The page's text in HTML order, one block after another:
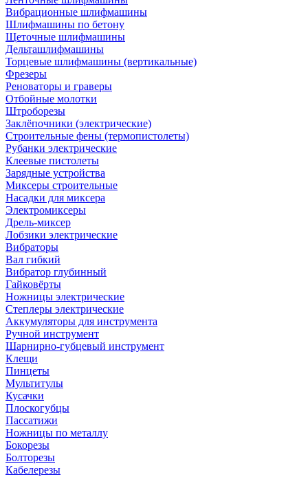
Вибрационные шлифмашины
Шлифмашины по бетону
Щеточные шлифмашины
Дельташлифмашины
Торцевые шлифмашины (вертикальные)
Фрезеры
Реноваторы и граверы
Отбойные молотки
Штроборезы
Заклёпочники (электрические)
Строительные фены (термопистолеты)
Рубанки электрические
Клеевые пистолеты
Зарядные устройства
Миксеры строительные
Насадки для миксера
Электромиксеры
Дрель-миксер
Лобзики электрические
Вибраторы
Вал гибкий
Вибратор глубинный
Гайковёрты
Ножницы электрические
Степлеры электрические
Аккумуляторы для инструмента
Ручной инструмент
Шарнирно-губцевый инструмент
Клещи
Пинцеты
Мультитулы
Кусачки
Плоскогубцы
Пассатижи
Ножницы по металлу
Бокорезы
Болторезы
Кабелерезы